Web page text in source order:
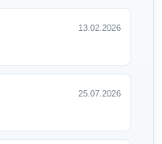
13.02.2026
25.07.2026